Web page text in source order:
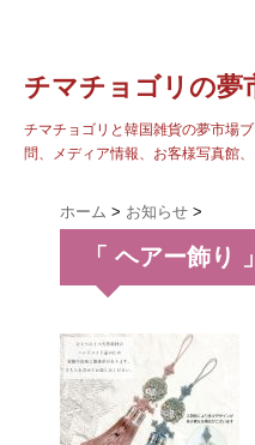
チマチョゴリの夢
チマチョゴリと韓国雑貨の夢市場
問、メディア情報、お客様写真館、
ホーム > お知らせ >
「 ヘアー飾り